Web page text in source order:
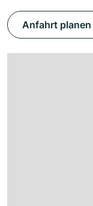
Anfahrt planen